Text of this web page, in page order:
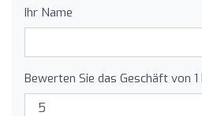
Ihr Name
Bewerten Sie das Geschäft von 1